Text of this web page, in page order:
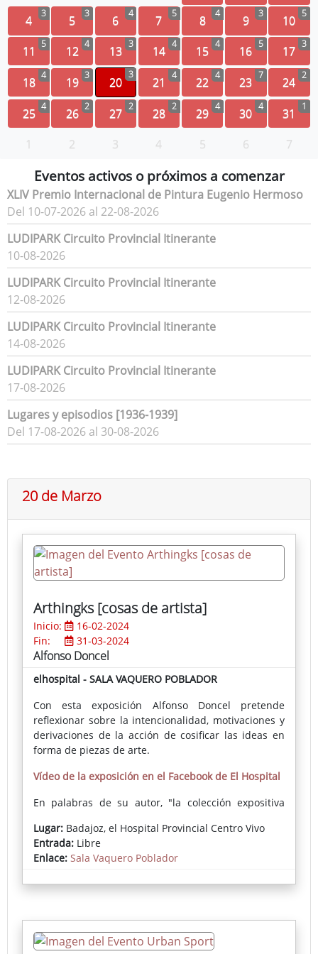
4 3 5 3 6 4 7 5 8 4 9 3 10 5
11 5 12 4 13 3 14 4 15 4 16 5 17 3
18 4 19 3 20
3
21 4 22 4 23 7 24 2
25 4 26 2 27 2 28 2 29 4 30 4 31 1
1 2 3 4 5 6 7
Eventos activos o próximos a comenzar
XLIV Premio Internacional de Pintura Eugenio Hermoso
Del 10-07-2026 al 22-08-2026
LUDIPARK Circuito Provincial Itinerante
10-08-2026
LUDIPARK Circuito Provincial Itinerante
12-08-2026
LUDIPARK Circuito Provincial Itinerante
14-08-2026
LUDIPARK Circuito Provincial Itinerante
17-08-2026
Lugares y episodios [1936-1939]
Del 17-08-2026 al 30-08-2026
20 de Marzo
Arthingks [cosas de artista]
Inicio:
16-02-2024
Fin:
31-03-2024
Alfonso Doncel
elhospital - SALA VAQUERO POBLADOR
Con esta exposición Alfonso Doncel pretende
reflexionar sobre la intencionalidad, motivaciones y
derivaciones de la acción de cosificar las ideas en
forma de piezas de arte.
Vídeo de la exposición en el Facebook de El Hospital
En palabras de su autor, "la colección expositiva
del artista como realizador de obras plásticas. [...]
Pretendo explorar de forma genérica, bajo la
denominación ARTHINGKS [cosas de artista], las
comunicativas del quehacer del artista (del mío y
expresamos planteamientos, ideas y emociones, o
sea, una determinada visión del mundo, que ocurre
Lugar: Badajoz, el Hospital Provincial Centro Vivo
Entrada: Libre
Enlace: Sala Vaquero Poblador